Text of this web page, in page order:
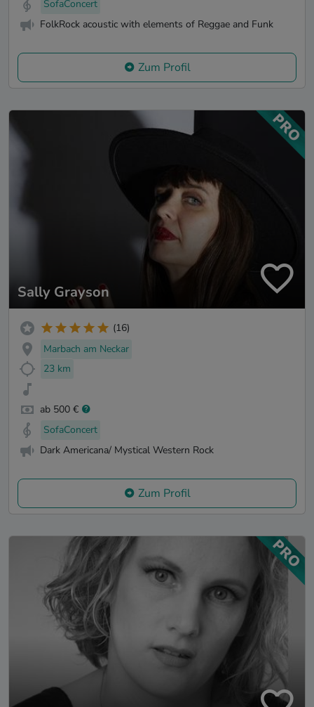
SofaConcert
FolkRock acoustic with elements of Reggae and Funk
Zum Profil
Sally Grayson
(16)
Marbach am Neckar
23 km
ab 500 €
SofaConcert
Dark Americana/ Mystical Western Rock
Zum Profil